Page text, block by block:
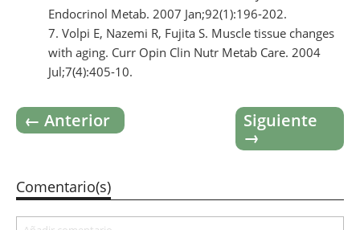
Endocrinol Metab. 2007 Jan;92(1):196-202.
Volpi E, Nazemi R, Fujita S. Muscle tissue changes
with aging. Curr Opin Clin Nutr Metab Care. 2004
Jul;7(4):405-10.
← Anterior Siguiente
→
Comentario(s)